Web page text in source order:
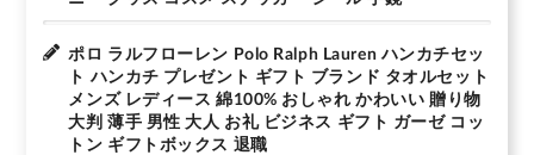
ポロ ラルフローレン Polo Ralph Lauren ハンカチセッ
ト ハンカチ プレゼント ギフト ブランド タオルセット
メンズ レディース 綿100% おしゃれ かわいい 贈り物
大判 薄手 男性 大人 お礼 ビジネス ギフト ガーゼ コッ
トン ギフトボックス 退職